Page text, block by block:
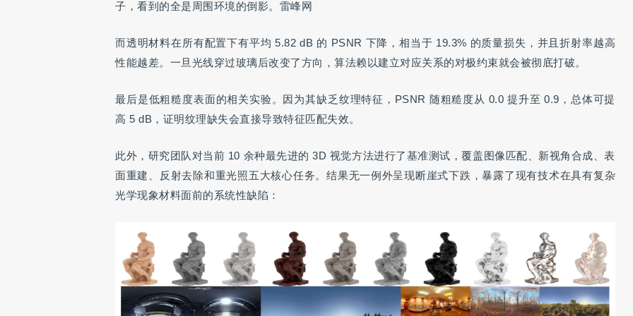
子，看到的全是周围环境的倒影。雷峰网
而透明材料在所有配置下有平均 5.82 dB 的 PSNR 下降，相当于 19.3% 的质量损失，并且折射率越高
性能越差。一旦光线穿过玻璃后改变了方向，算法赖以建立对应关系的对极约束就会被彻底打破。
最后是低粗糙度表面的相关实验。因为其缺乏纹理特征，PSNR 随粗糙度从 0.0 提升至 0.9，总体可提
高 5 dB，证明纹理缺失会直接导致特征匹配失效。
此外，研究团队对当前 10 余种最先进的 3D 视觉方法进行了基准测试，覆盖图像匹配、新视角合成、表
面重建、反射去除和重光照五大核心任务。结果无一例外呈现断崖式下跌，暴露了现有技术在具有复杂
光学现象材料面前的系统性缺陷：